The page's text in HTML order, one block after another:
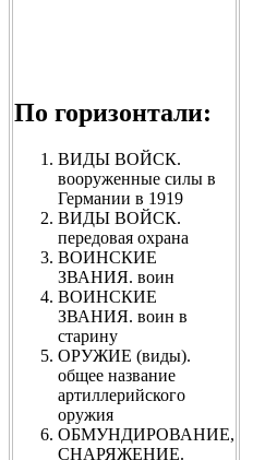
По горизонтали:
ВИДЫ ВОЙСК.
вооруженные силы в
Германии в 1919
ВИДЫ ВОЙСК.
передовая охрана
ВОИНСКИЕ
ЗВАНИЯ. воин
ВОИНСКИЕ
ЗВАНИЯ. воин в
старину
ОРУЖИЕ (виды).
общее название
артиллерийского
оружия
ОБМУНДИРОВАНИЕ,
СНАРЯЖЕНИЕ.